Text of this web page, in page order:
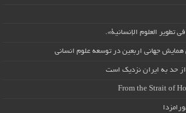
تطوير العلوم الإنسانية».
جهانی اربعین در توسعه علوم انسانی
حد به ایران نزدیک است
From the Strait of